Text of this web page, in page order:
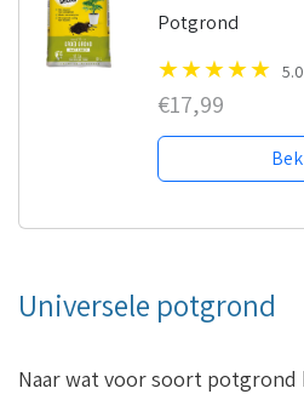
Potgrond
5.0
€17,99
Universele potgrond
Naar wat voor soort potgrond